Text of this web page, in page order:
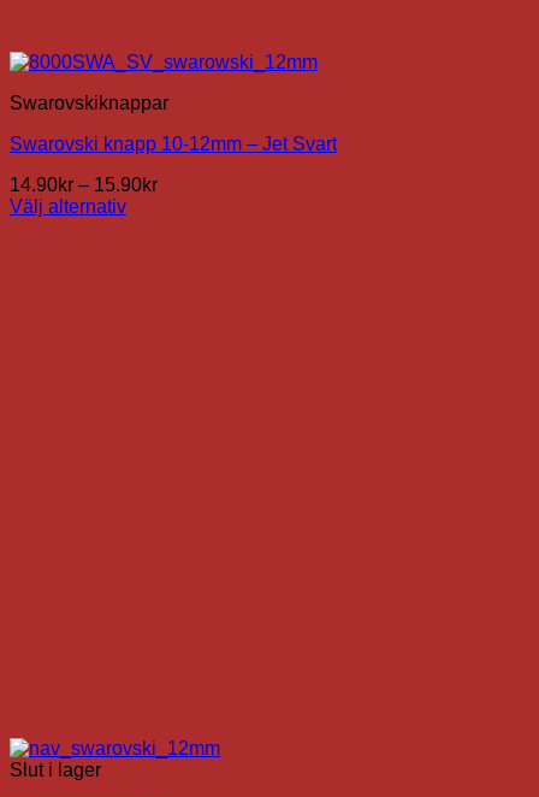
Swarovskiknappar
Swarovski knapp 10-12mm – Jet Svart
14.90kr – 15.90krPrisintervall:
Välj alternativ
Slut i lager